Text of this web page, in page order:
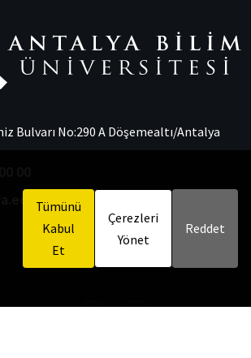
Tümünü
Kabul
Et
Çerezleri
Yönet
Reddet
Bulvarı No:290 A Döşemealtı/Antalya
00